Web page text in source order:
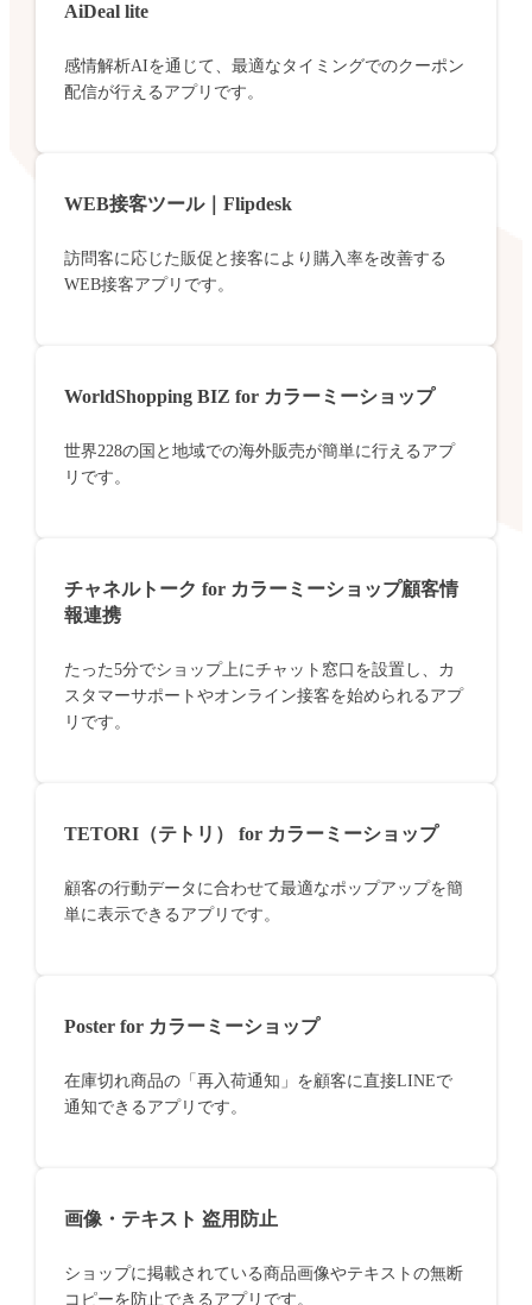
AiDeal lite
感情解析AIを通じて、最適なタイミングでのクーポン
配信が行えるアプリです。
WEB接客ツール｜Flipdesk
訪問客に応じた販促と接客により購入率を改善する
WEB接客アプリです。
WorldShopping BIZ for カラーミーショップ
世界228の国と地域での海外販売が簡単に行えるアプ
リです。
チャネルトーク for カラーミーショップ顧客情
報連携
たった5分でショップ上にチャット窓口を設置し、カ
スタマーサポートやオンライン接客を始められるアプ
リです。
TETORI（テトリ） for カラーミーショップ
顧客の行動データに合わせて最適なポップアップを簡
単に表示できるアプリです。
Poster for カラーミーショップ
在庫切れ商品の「再入荷通知」を顧客に直接LINEで
通知できるアプリです。
画像・テキスト 盗用防止
ショップに掲載されている商品画像やテキストの無断
コピーを防止できるアプリです。